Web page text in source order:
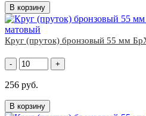
В корзину
Круг (пруток) бронзовый 55 мм
- +
256 руб.
В корзину